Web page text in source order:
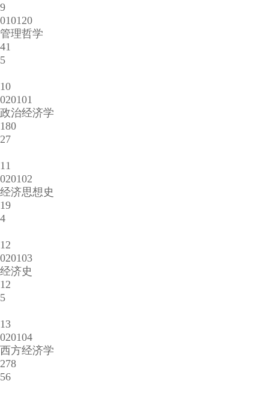
9
010120
管理哲学
41
5
10
020101
政治经济学
180
27
11
020102
经济思想史
19
4
12
020103
经济史
12
5
13
020104
西方经济学
278
56